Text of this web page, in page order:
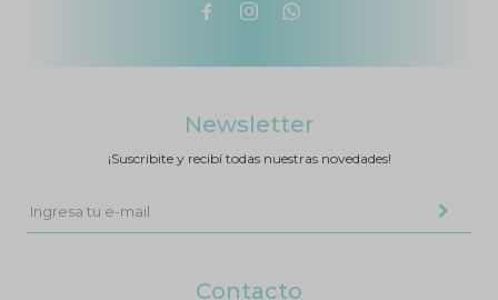
  
Contacto
Newsletter
¡Suscribite y recibí todas nuestras novedades!